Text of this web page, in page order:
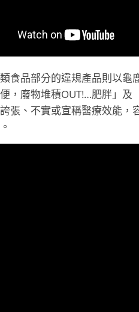
食品部分的違規產品則以龜
，廢物堆積OUT!…肥胖」及
張、不實或宣稱醫療效能